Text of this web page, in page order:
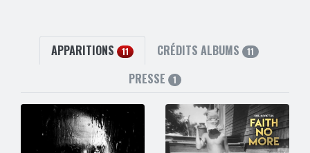
APPARITIONS 11 CRÉDITS ALBUMS 11
PRESSE 1